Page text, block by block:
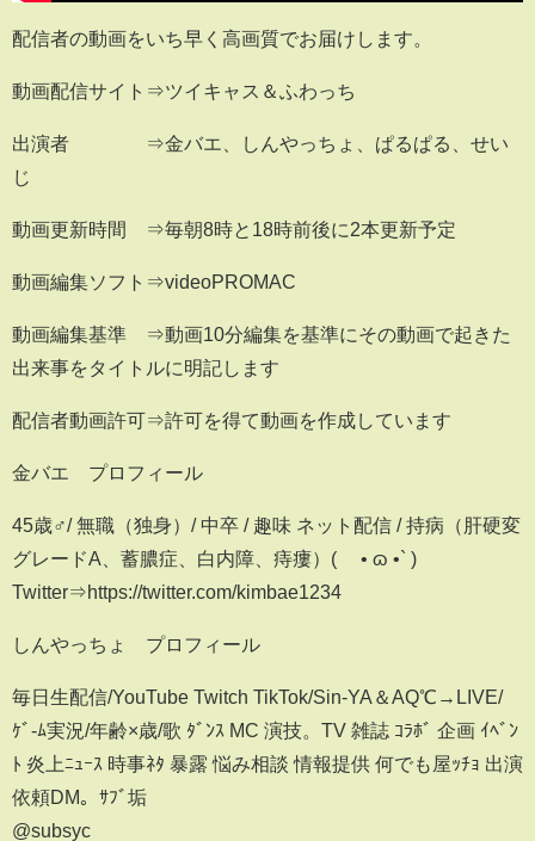
配信者の動画をいち早く高画質でお届けします。
動画配信サイト⇒ツイキャス＆ふわっち
出演者 ⇒金バエ、しんやっちょ、ぱるぱる、せい
じ
動画更新時間 ⇒毎朝8時と18時前後に2本更新予定
動画編集ソフト⇒videoPROMAC
動画編集基準 ⇒動画10分編集を基準にその動画で起きた
出来事をタイトルに明記します
配信者動画許可⇒許可を得て動画を作成しています
金バエ プロフィール
45歳♂/ 無職（独身）/ 中卒 / 趣味 ネット配信 / 持病（肝硬変
グレードA、蓄膿症、白内障、痔瘻）( ´• ɷ •` )
Twitter⇒https://twitter.com/kimbae1234
しんやっちょ プロフィール
毎日生配信/YouTube Twitch TikTok/Sin-YA＆AQ℃→LIVE/
ｹﾞ-ﾑ実況/年齢×歳/歌 ﾀﾞﾝｽ MC 演技。TV 雑誌 ｺﾗﾎﾞ 企画 ｲﾍﾞﾝ
ﾄ 炎上ﾆｭｰｽ 時事ﾈﾀ 暴露 悩み相談 情報提供 何でも屋ｯﾁｮ 出演
依頼DM。ｻﾌﾞ垢
@subsyc